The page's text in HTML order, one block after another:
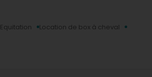
Equitation Location de box à cheval